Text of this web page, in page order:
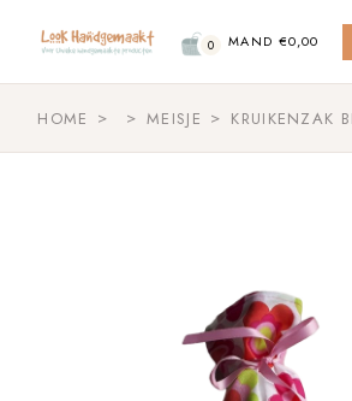
content
0 MAND €0,00
HOME MEISJE KRUIKENZAK